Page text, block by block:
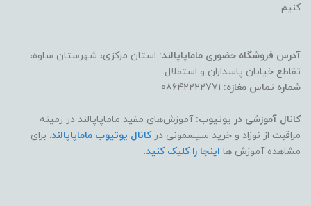
کنیم.
آدرس فروشگاه حضوری ماماپاپالند: استان مرکزی، شهرستان ساوه،
تقاطع خیابان پاسداران و استقلال.
شماره تماس مغازه:
کانال آموزشی در یوتیوب: آموزش‌های مفید ماماپاپالند در زمینه
مراقبت از نوزاد و خرید سیسمونی درکانال یوتیوب ماماپاپالند. برای
مشاهده آموزش ها اینجا را کلیک کنید.